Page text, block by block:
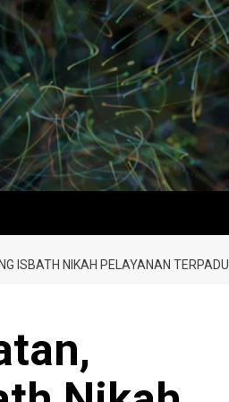
ISBATH NIKAH PELAYANAN TERPADU